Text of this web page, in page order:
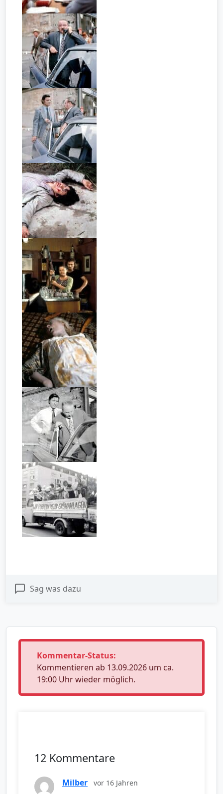
Sag was dazu
Kommentar-Status:
Kommentieren ab 13.09.2026 um ca.
19:00 Uhr wieder möglich.
12 Kommentare
Milber vor 16 Jahren